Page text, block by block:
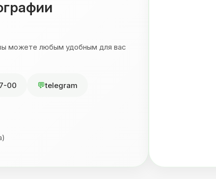
можете любым удобным для вас
00 telegram